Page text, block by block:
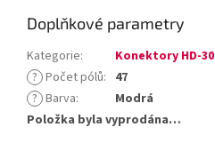
Doplňkové parametry
Kategorie:
Konektory HD-30
? Počet pólů: 47
? Barva:
Modrá
Položka byla vyprodána…